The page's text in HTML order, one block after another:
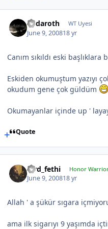
Endaroth WT Uyesi
June 9, 200818 yr
Canım sıkıldı eski başlıklara
Eskiden okumuştum yazıyı
okudum gene çok güldüm
Okumayanlar içinde up '
Quote
lord_fethi Honor
June 9, 200818 yr
Allah ' a şükür sıgara
ama ilk sigarıyı 9 yaşımda